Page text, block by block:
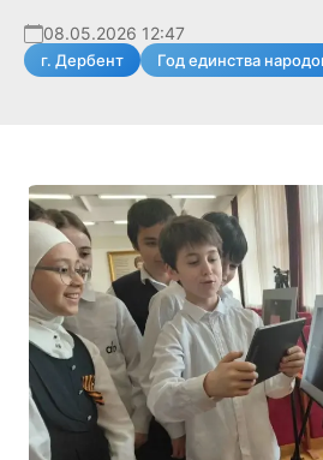
08.05.2026 12:47
г. Дербент Год единства